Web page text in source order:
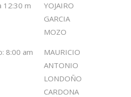
12:30 m
YOJAIRO
GARCIA
MOZO
8:00 am
MAURICIO
ANTONIO
LONDOÑO
CARDONA